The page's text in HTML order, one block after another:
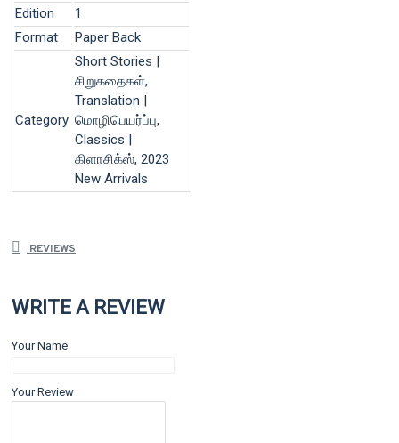
Edition
1
Format
Paper Back
Category
Short Stories |
சிறுகதைகள்,
Translation |
மொழிபெயர்ப்பு,
Classics |
கிளாசிக்ஸ், 2023
New Arrivals
REVIEWS
WRITE A REVIEW
Your Name
Your Review